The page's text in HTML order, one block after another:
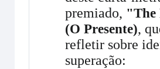
premiado, "The
(O Presente),
refletir sobre
superação: